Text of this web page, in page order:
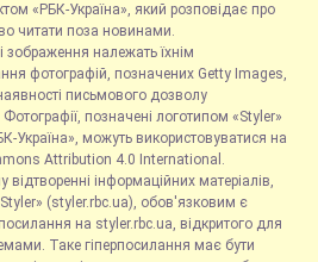
«РБК-Україна», який розповідає про
читати поза новинами.
зображення належать їхнім
фотографій, позначених Getty Images,
письмового дозволу
позначені логотипом «Styler»
Україна», можуть використовуватися на
Attribution 4.0 International.
інформаційних матеріалів,
(styler.rbc.ua), обов'язковим є
на styler.rbc.ua, відкритого для
Таке гіперпосилання має бути